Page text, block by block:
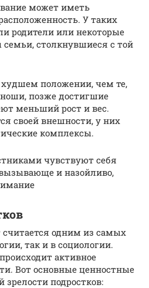
может иметь
У таких
родители или некоторые
столкнувшиеся с той
положении, чем те,
позже достигшие
меньший рост и вес.
своей внешности, у них
комплексы.
чувствуют себя
и назойливо,
считается одним из самых
так и в социологии.
активное
Вот основные ценностные
зрелости подростков: